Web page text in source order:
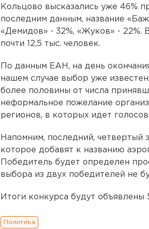
Кольцово высказались уже 46%
последним данным, название
«Демидов» - 32%, «Жуков» - 22%.
почти 12,5 тыс. человек.
По данным ЕАН, на день
нашем случае выбор уже
более половины от числа
неформальное пожелание
регионов, в которых идет
Напомним, последний, четвертый
которое добавят к названию
Победитель будет определен
выбора из двух победителей не
Итоги конкурса будут объявлены
Политика